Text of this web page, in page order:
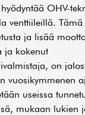
OHV-
venttiileillä.
ja lisää
ja kokenut
on
vuosikymmenen
useissa
mukaan lukien